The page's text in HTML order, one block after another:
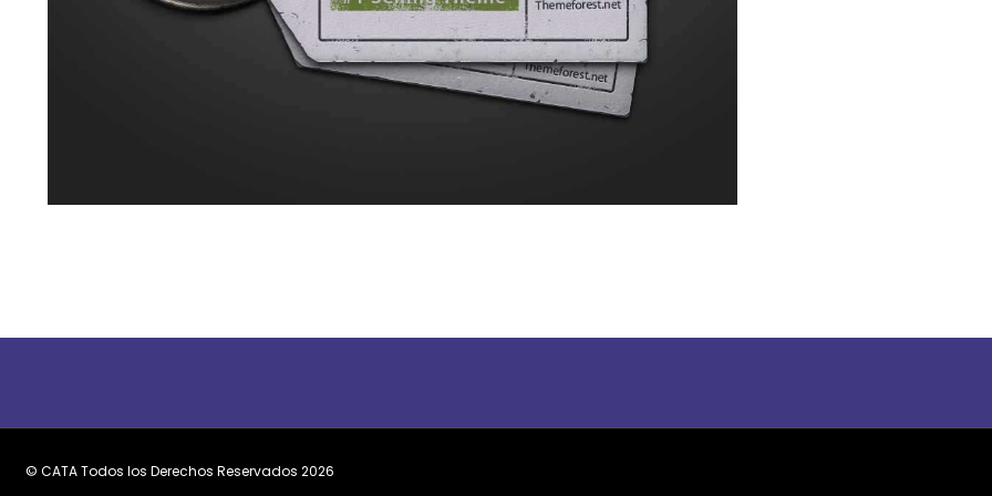
© CATA Todos los Derechos Reservados2026